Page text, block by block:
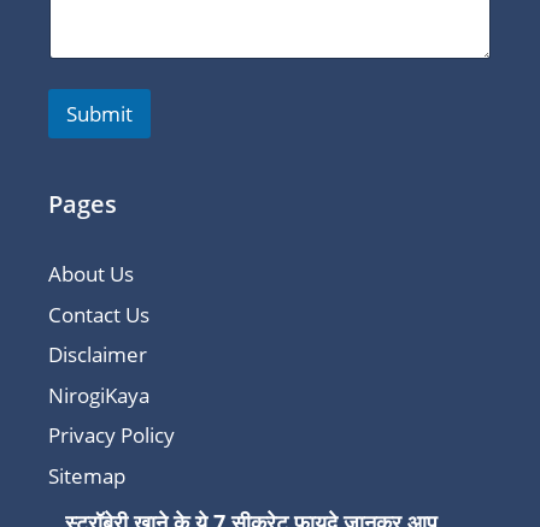
Submit
Pages
About Us
Contact Us
Disclaimer
NirogiKaya
Privacy Policy
Sitemap